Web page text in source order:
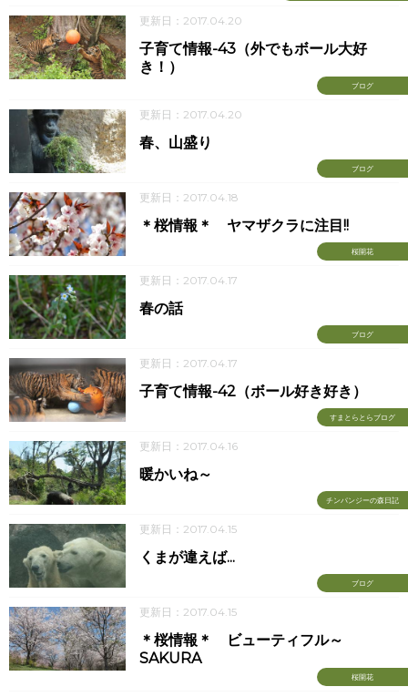
更新日：2017.04.20
ブログ
子育て情報-43（外でもボール大好
き！）
更新日：2017.04.20
ブログ
春、山盛り
更新日：2017.04.18
桜開花
＊桜情報＊ ヤマザクラに注目!!
更新日：2017.04.17
ブログ
春の話
更新日：2017.04.17
すまとらとらブログ
子育て情報-42（ボール好き好き）
更新日：2017.04.16
チンパンジーの森日記
暖かいね～
更新日：2017.04.15
ブログ
くまが違えば...
更新日：2017.04.15
桜開花
＊桜情報＊ ビューティフル～
SAKURA